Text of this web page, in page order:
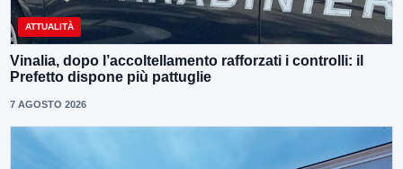
ATTUALITÀ
Vinalia, dopo l’accoltellamento rafforzati i controlli: il
Prefetto dispone più pattuglie
7 AGOSTO 2026